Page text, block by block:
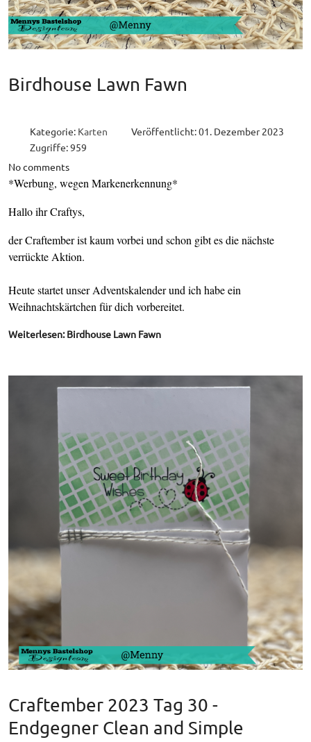
Birdhouse Lawn Fawn
Kategorie: Karten
Veröffentlicht: 01. Dezember 2023
Zugriffe: 959
No comments
*Werbung, wegen Markenerkennung*
Hallo ihr Craftys,
der Craftember ist kaum vorbei und schon gibt es die nächste
verrückte Aktion.
Heute startet unser Adventskalender und ich habe ein
Weihnachtskärtchen für dich vorbereitet.
Weiterlesen: Birdhouse Lawn Fawn
Craftember 2023 Tag 30 -
Endgegner Clean and Simple